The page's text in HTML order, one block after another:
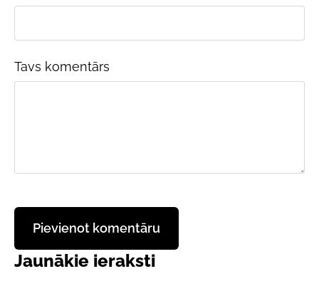
Jaunākie ieraksti
Tavs komentārs